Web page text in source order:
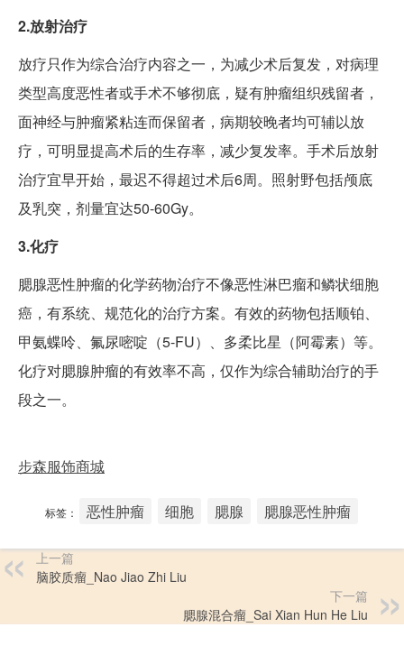
2.放射治疗
放疗只作为综合治疗内容之一，为减少术后复发，对病理
类型高度恶性者或手术不够彻底，疑有肿瘤组织残留者，
面神经与肿瘤紧粘连而保留者，病期较晚者均可辅以放
疗，可明显提高术后的生存率，减少复发率。手术后放射
治疗宜早开始，最迟不得超过术后6周。照射野包括颅底
及乳突，剂量宜达50-60Gy。
3.化疗
腮腺恶性肿瘤的化学药物治疗不像恶性淋巴瘤和鳞状细胞
癌，有系统、规范化的治疗方案。有效的药物包括顺铂、
甲氨蝶呤、氟尿嘧啶（5-FU）、多柔比星（阿霉素）等。
化疗对腮腺肿瘤的有效率不高，仅作为综合辅助治疗的手
段之一。
步森服饰商城
标签： 恶性肿瘤 细胞 腮腺 腮腺恶性肿瘤
上一篇
脑胶质瘤_Nao Jiao Zhi Liu
下一篇
腮腺混合瘤_Sai Xian Hun He Liu